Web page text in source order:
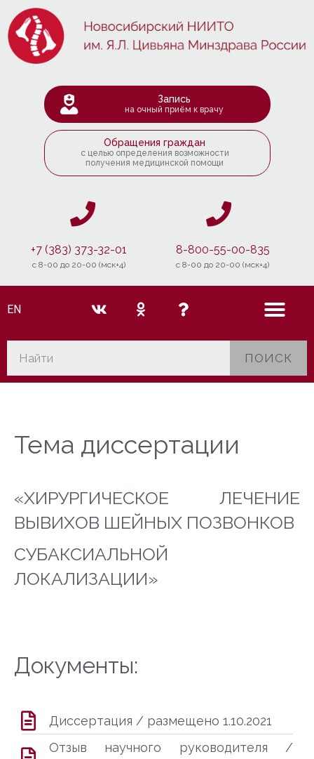
Запись
на очный приём к врачу
Обращения граждан
с целью определения возможности
получения медицинской помощи
+7 (383) 373-32-01
c 8-00 до 20-00 (мск+4)
8-800-55-00-835
c 8-00 до 20-00 (мск+4)
EN
ПОИСК
Тема диссертации
«ХИРУРГИЧЕСКОЕ ЛЕЧЕНИЕ
ВЫВИХОВ ШЕЙНЫХ ПОЗВОНКОВ
СУБАКСИАЛЬНОЙ
ЛОКАЛИЗАЦИИ»
Документы:
Диссертация / размещено 1.10.2021
Отзыв научного руководителя /